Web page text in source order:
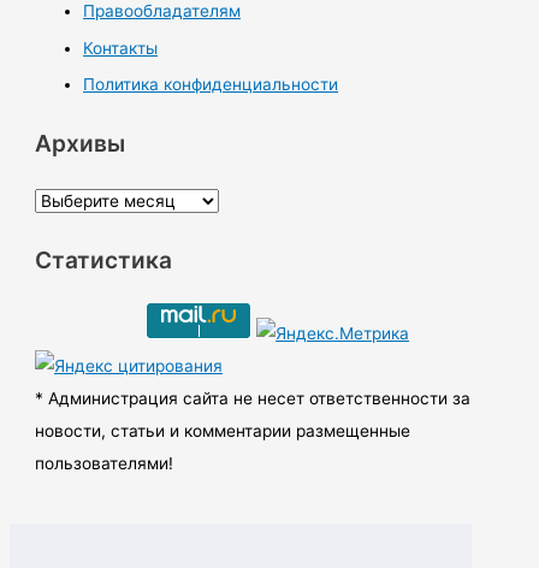
Правообладателям
Контакты
Политика конфиденциальности
Архивы
А
х
ы
Статистика
* Администрация сайта не несет ответственности за
новости, статьи и комментарии размещенные
пользователями!